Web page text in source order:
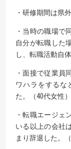
・研修期間は県
・当時の職場で
自分が転職した
し、転職活動自
・面接で従業員
ワハラをするな
た。（40代女性）
・転職エージェ
いる以上の会社
まり辞退した。（